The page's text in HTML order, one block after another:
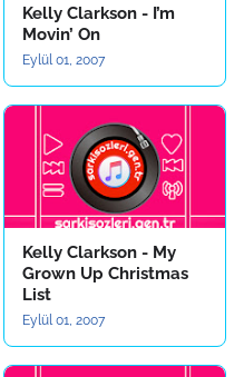
Kelly Clarkson - I’m
Movin’ On
Eylül 01, 2007
Kelly Clarkson - My
Grown Up Christmas
List
Eylül 01, 2007